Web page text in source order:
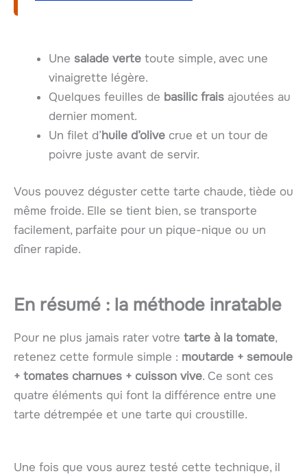
Une salade verte toute simple, avec une
vinaigrette légère.
Quelques feuilles de basilic frais ajoutées au
dernier moment.
Un filet d’huile d’olive crue et un tour de
poivre juste avant de servir.
Vous pouvez déguster cette tarte chaude, tiède ou
même froide. Elle se tient bien, se transporte
facilement, parfaite pour un pique-nique ou un
dîner rapide.
En résumé : la méthode inratable
Pour ne plus jamais rater votre tarte à la tomate,
retenez cette formule simple : moutarde + semoule
+ tomates charnues + cuisson vive. Ce sont ces
quatre éléments qui font la différence entre une
tarte détrempée et une tarte qui croustille.
Une fois que vous aurez testé cette technique, il